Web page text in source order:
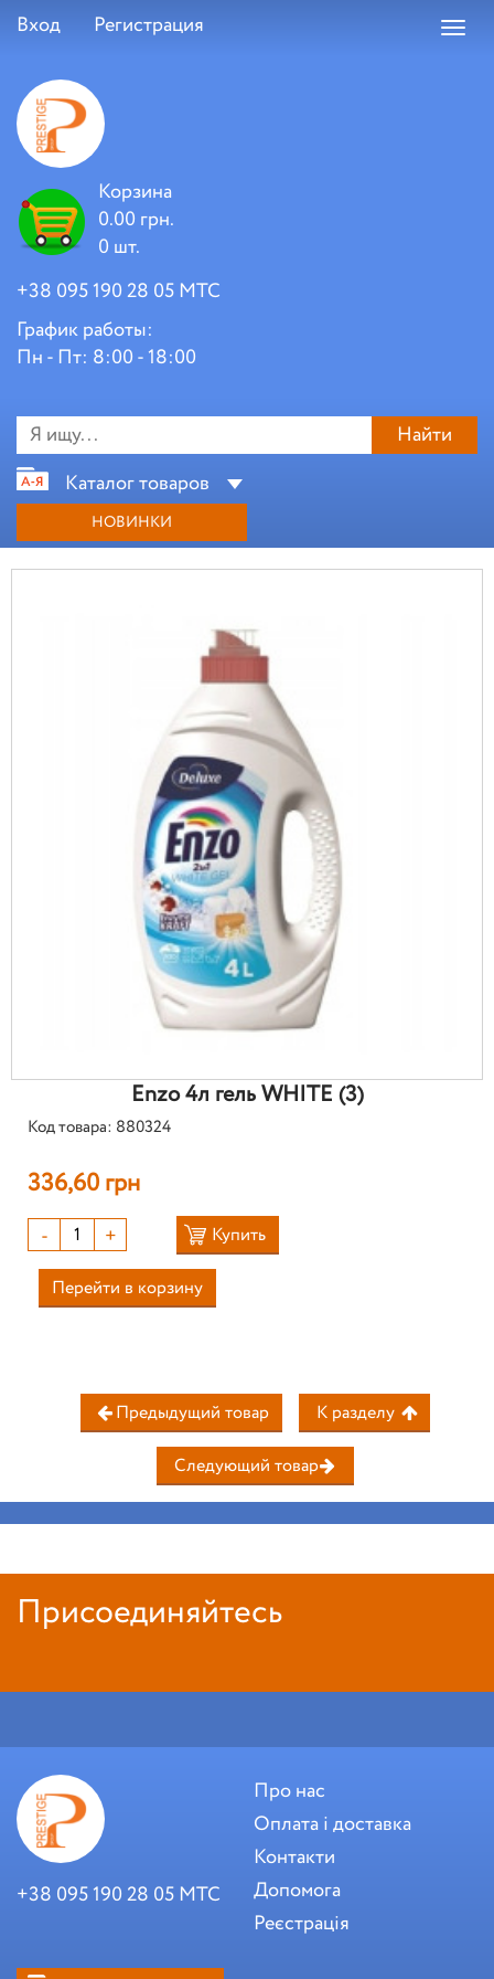
Вход Регистрация
Корзина
0.00 грн.
0 шт.
+38 095 190 28 05 МТС
График работы:
Пн - Пт: 8:00 - 18:00
Найти
Каталог товаров
НОВИНКИ
Enzo 4л гель WHITE (3)
Код товара: 880324
336,60 грн
- + Купить
Перейти в корзину
Предыдущий товар К разделу
Следующий товар
Присоединяйтесь
+38 095 190 28 05 МТС
Про нас
Оплата і доставка
Контакти
Допомога
Реєстрація